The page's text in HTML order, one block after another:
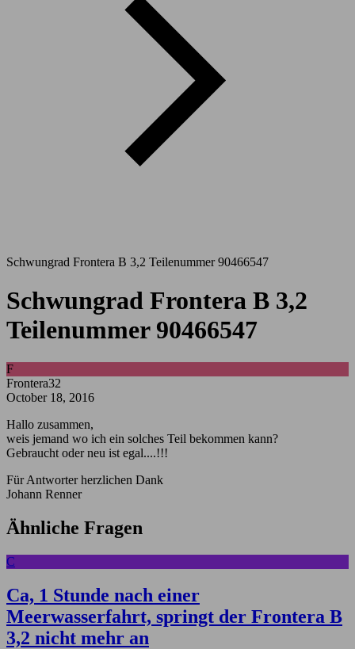
Schwungrad Frontera B 3,2 Teilenummer 90466547
Schwungrad Frontera B 3,2
Teilenummer 90466547
F
Frontera32
October 18, 2016
Hallo zusammen,
weis jemand wo ich ein solches Teil bekommen kann?
Gebraucht oder neu ist egal....!!!
Für Antworter herzlichen Dank
Johann Renner
Ähnliche Fragen
C
Ca, 1 Stunde nach einer
Meerwasserfahrt, springt der Frontera B
3,2 nicht mehr an